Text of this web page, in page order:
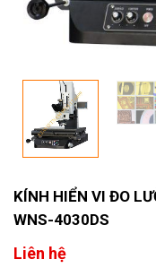
KÍNH HIỂN VI ĐO
WNS-4030DS
Liên hệ